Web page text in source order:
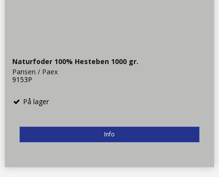
Naturfoder 100% Hesteben 1000 gr.
Pansen / Paex
9153P
På lager
Info